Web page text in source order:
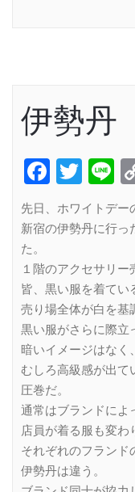
伊勢丹
先日、ホワイトデー
新宿の伊勢丹に行っ
た。
１階のアクセサリー
皆、黒い服を着てい
売り場全体が白を基
黒い服がさらに際立
暗いイメージはなく、
むしろ高級感が出て
圧巻だ。
通常はブランドによ
店員が着る服も変わ
それぞれのフランド
伊勢丹は違う。